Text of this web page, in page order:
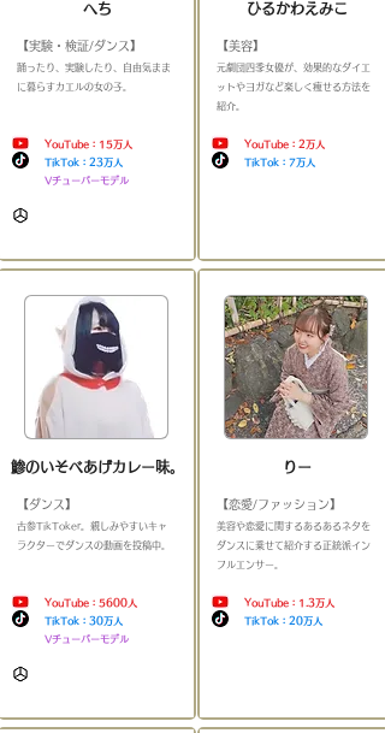
へち
【実験・検証/ダンス】
​踊ったり、実験したり、自由気まま
に暮らすカエルの女の子
YouTube：15万人
TikTok：23万人
Vチューバーモデル
鯵のいそべあげカレー味。
【ダンス】
​古参TikToker。親しみやすいキャ
ラクターでダンスの動画を投稿中。
YouTube：5600人
TikTok：30万人
Vチューバーモデル
ひるかわえみこ
【美容】
​元劇団四季女優が、効果的なダイエ
ットやヨガなど楽しく痩せる方法を
紹介
YouTube：2 万人
TikTok：7万人
りー
【恋愛/ファッション】
​美容や恋愛に関するあるあるネタを
ダンスに乗せて紹介する正統派イン
フルエンサー
YouTube：1.3万人
TikTok：20万人